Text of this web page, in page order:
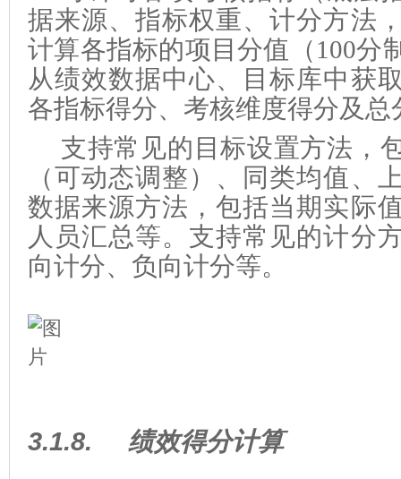
据来源、指标权重、计分方法
计算各指标的项目分值（100分
从绩效数据中心、目标库中获
各指标得分、考核维度得分及总
支持常见的目标设置方法，
（可动态调整）、同类均值、
数据来源方法，包括当期实际
人员汇总等。支持常见的计分
向计分、负向计分等。
3.1.8.
绩效得分计算